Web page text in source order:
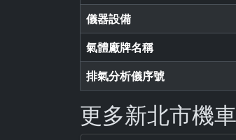
儀器設備
氣體廠牌名稱
排氣分析儀序號
更多新北市機